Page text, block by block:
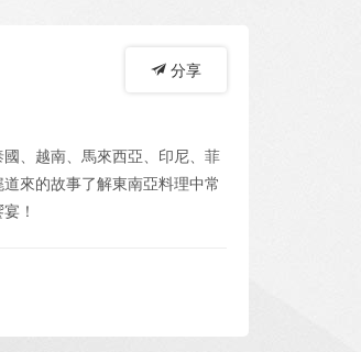
分享
、越南、馬來西亞、印尼、菲
來的故事了解東南亞料理中常
！